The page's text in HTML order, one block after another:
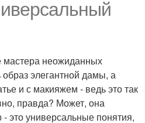
мастера неожиданных
элегантной дамы, а
и с макияжем - ведь это так
правда? Может, она
это универсальные понятия,